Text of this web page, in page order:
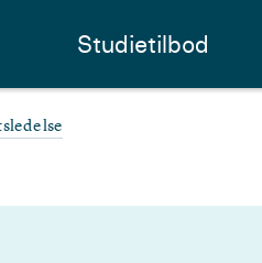
Studietilbod